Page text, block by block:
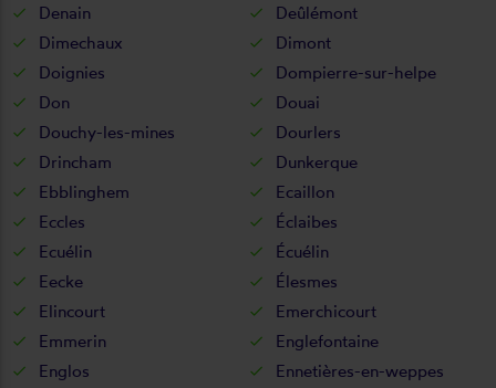
Denain
Deûlémont
Dimechaux
Dimont
Doignies
Dompierre-sur-helpe
Don
Douai
Douchy-les-mines
Dourlers
Drincham
Dunkerque
Ebblinghem
Ecaillon
Eccles
Éclaibes
Ecuélin
Écuélin
Eecke
Élesmes
Elincourt
Emerchicourt
Emmerin
Englefontaine
Englos
Ennetières-en-weppes